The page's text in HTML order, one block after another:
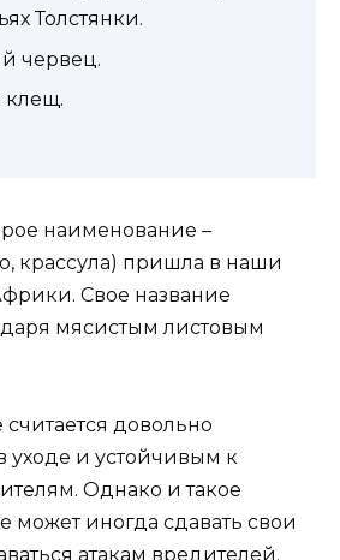
Толстянки.
червец.
клещ.
наименование –
крассула) пришла в наши
Свое название
мясистым листовым
довольно
уходе и устойчивым к
Однако и такое
может иногда сдавать свои
атакам вредителей.